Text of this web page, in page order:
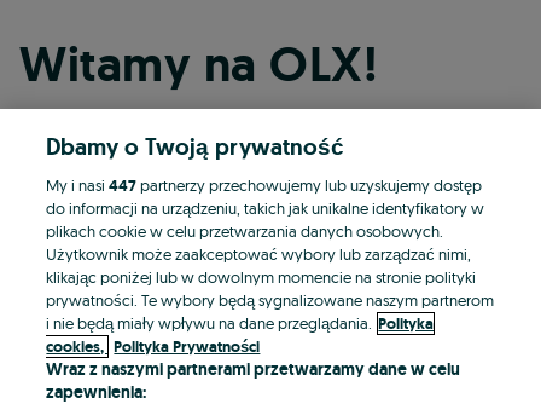
Witamy na OLX!
Kontynuuj przez Facebooka
Kontynuuj przez konto Apple
Kontynuuj przez konto Google
LUB
Dbamy o Twoją prywatność
My i nasi447partnerzy przechowujemy lub uzyskujemy dostęp
do informacji na urządzeniu, takich jak unikalne identyfikatory w
plikach cookie w celu przetwarzania danych osobowych.
Użytkownik może zaakceptować wybory lub zarządzać nimi,
klikając poniżej lub w dowolnym momencie na stronie polityki
prywatności. Te wybory będą sygnalizowane naszym partnerom
i nie będą miały wpływu na dane przeglądania. Polityka
cookies, Polityka Prywatności
Wraz z naszymi partnerami przetwarzamy dane w celu
zapewnienia: